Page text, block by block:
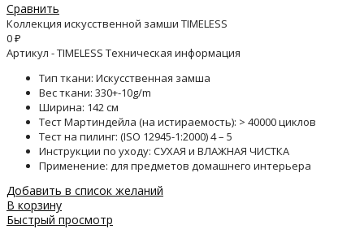
Сравнить
Коллекция искусственной замши TIMELESS
0₽
Артикул - TIMELESS Техническая информация
Тип ткани: Искусственная замша
Вес ткани: 330+-10g/m
Ширина: 142 см
Тест Мартиндейла (на истираемость): > 40000 циклов
Тест на пилинг: (ISO 12945-1:2000) 4 – 5
Инструкции по уходу: СУХАЯ и ВЛАЖНАЯ ЧИСТКА
Применение: для предметов домашнего интерьера
Добавить в список желаний
В корзину
Быстрый просмотр